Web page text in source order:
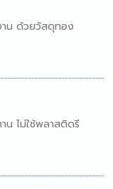
าน ด้วยวัสดุทอง
น ไม่ใช้พลาสติดรี